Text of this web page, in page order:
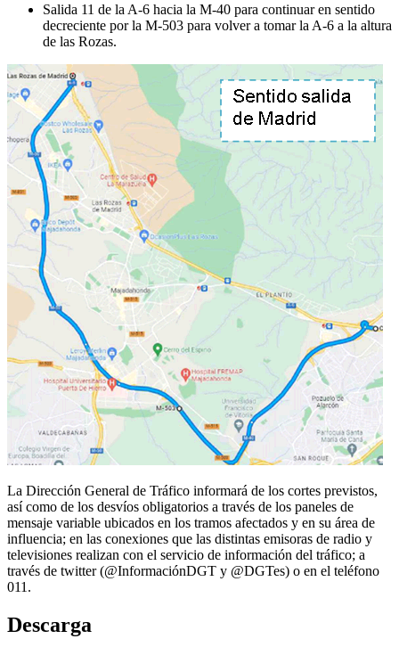
Salida 11 de la A-6 hacia la M-40 para continuar en sentido
decreciente por la M-503 para volver a tomar la A-6 a la altura
de las Rozas.
La Dirección General de Tráfico informará de los cortes previstos,
así como de los desvíos obligatorios a través de los paneles de
mensaje variable ubicados en los tramos afectados y en su área de
influencia; en las conexiones que las distintas emisoras de radio y
televisiones realizan con el servicio de información del tráfico; a
través de twitter (@InformaciónDGT y @DGTes) o en el teléfono
011.
Descarga